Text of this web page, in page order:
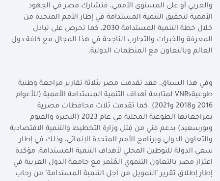
والعربي أو على المستوى الأممي، فتشارك مصر في الجهود
الأممية لتحقيق التنمية المستدامة في إطار الأمم المتحدة من
خلال خطة التنمية المستدامة 2030، كما تحرص على تبادل
المعرفة والخبرات والتجارب الناجحة في هذا المجال مع كافة دول
العالم وبالتعاون مع المنظمات الدولية.
وفي هذا السياق، فقد تقدمت مصر بثلاثة تقارير مراجعة وطنية
طوعيةVNRs لمتابعة أهداف التنمية المستدامة الأممية (للأعوام
2016 و2018 و2021). كما تقدمت ثلاث محافظات مصرية
بمراجعاتها الطوعية المحلية في عام 2023 (البحيرة والفيوم
وبورسعيد) بدعم فني من قِبَل وزارة التخطيط والتنمية الاقتصادية
والتعاون الدولي وبرنامج الأمم المتحدة الإنمائي، وذلك في إطار
سعي الدولة للتوطين المحلي لأهداف التنمية المستدامة، مؤكدة
اعتزاز مصر بالتعاون التنموي المُثمر مع جامعة الدول العربية في
إطار إطلاق تقرير "التمويل من أجل التنمية المستدامة" من رحاب